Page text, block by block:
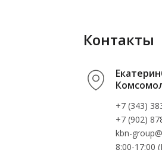
Контакты
+7 (343)
+7 (902)
kbn-
8:00-17:00